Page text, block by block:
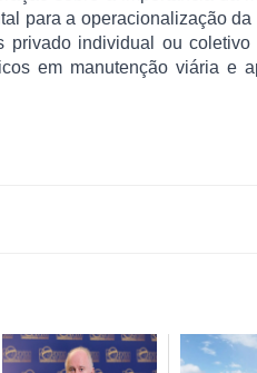
para a operacionalização da
privado individual ou
em manutenção viária e